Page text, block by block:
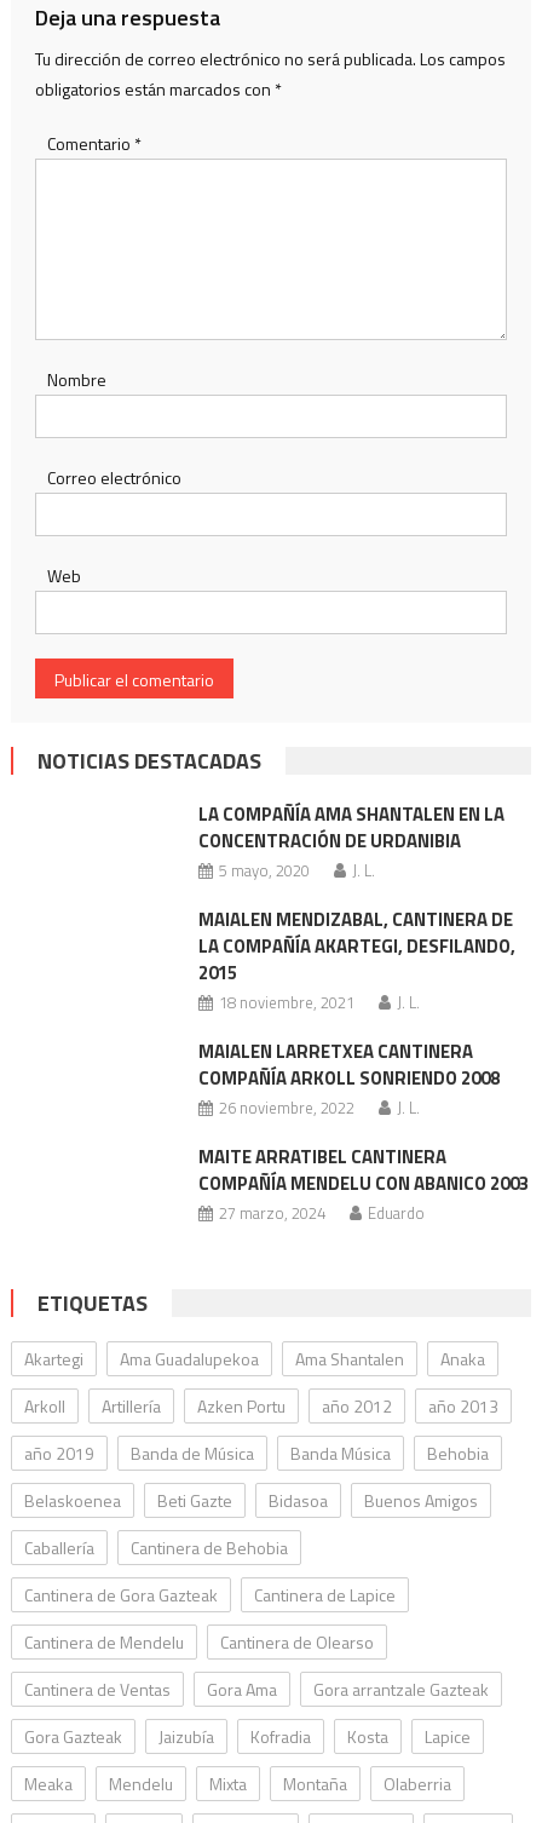
Deja una respuesta
Tu dirección de correo electrónico no será publicada.Los campos
obligatorios están marcados con *
Comentario *
Nombre
Correo electrónico
Web
NOTICIAS DESTACADAS
LA COMPAÑÍA AMA SHANTALEN EN LA
CONCENTRACIÓN DE URDANIBIA
5 mayo, 2020 J. L.
MAIALEN MENDIZABAL, CANTINERA DE
LA COMPAÑÍA AKARTEGI, DESFILANDO,
2015
18 noviembre, 2021 J. L.
MAIALEN LARRETXEA CANTINERA
COMPAÑÍA ARKOLL SONRIENDO 2008
26 noviembre, 2022 J. L.
MAITE ARRATIBEL CANTINERA
COMPAÑÍA MENDELU CON ABANICO 2003
27 marzo, 2024 Eduardo
ETIQUETAS
Akartegi Ama Guadalupekoa Ama Shantalen
Anaka
Arkoll
Artillería Azken Portu año 2012
año 2013
año 2019
Banda de Música Banda Música
Behobia
Belaskoenea
Beti Gazte Bidasoa
Buenos Amigos
Caballería
Cantinera de Behobia
Cantinera de Gora Gazteak
Cantinera de Lapice
Cantinera de Mendelu
Cantinera de Olearso
Cantinera de Ventas
Gora Ama
Gora arrantzale Gazteak
Gora Gazteak
Jaizubía Kofradia Kosta
Lapice
Meaka
Mendelu Mixta Montaña
Olaberria